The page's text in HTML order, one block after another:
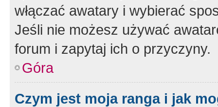
włączać awatary i wybierać
Jeśli nie możesz używać
forum i zapytaj ich o przyczyny.
Góra
Czym jest moja ranga i jak